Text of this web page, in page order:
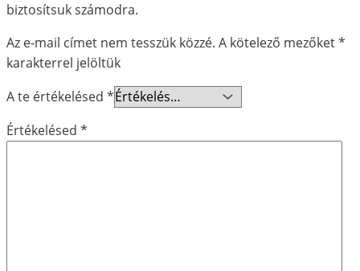
biztosítsuk számodra.
Az e-mail címet nem tesszük közzé. A kötelező mezőket*
karakterrel jelöltük
A te értékelésed *
Értékelésed *